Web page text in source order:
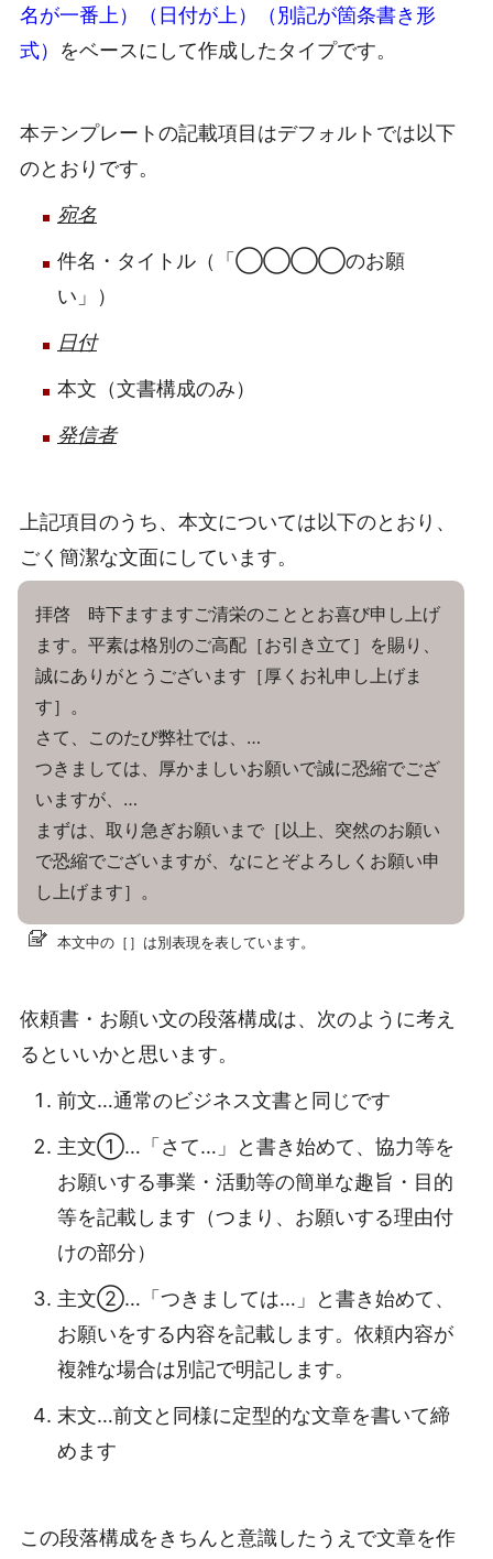
名が一番上）（日付が上）（別記が箇条書き形
式） をベースにして作成したタイプです。
本テンプレートの記載項目はデフォルトでは以下
のとおりです。
宛名
件名・タイトル（「◯◯◯◯のお願
い」）
日付
本文（文書構成のみ）
発信者
上記項目のうち、本文については以下のとおり、
ごく簡潔な文面にしています。
拝啓 時下ますますご清栄のこととお喜び申し上げ
ます。平素は格別のご高配［お引き立て］を賜り、
誠にありがとうございます［厚くお礼申し上げま
す］。
さて、このたび弊社では、…
つきましては、厚かましいお願いで誠に恐縮でござ
いますが、…
まずは、取り急ぎお願いまで［以上、突然のお願い
で恐縮でございますが、なにとぞよろしくお願い申
し上げます］。
本文中の［］は別表現を表しています。
依頼書・お願い文の段落構成は、次のように考え
るといいかと思います。
前文…通常のビジネス文書と同じです
主文①…「さて…」と書き始めて、協力等を
お願いする事業・活動等の簡単な趣旨・目的
等を記載します（つまり、お願いする理由付
けの部分）
主文②…「つきましては…」と書き始めて、
お願いをする内容を記載します。依頼内容が
複雑な場合は別記で明記します。
末文…前文と同様に定型的な文章を書いて締
めます
この段落構成をきちんと意識したうえで文章を作